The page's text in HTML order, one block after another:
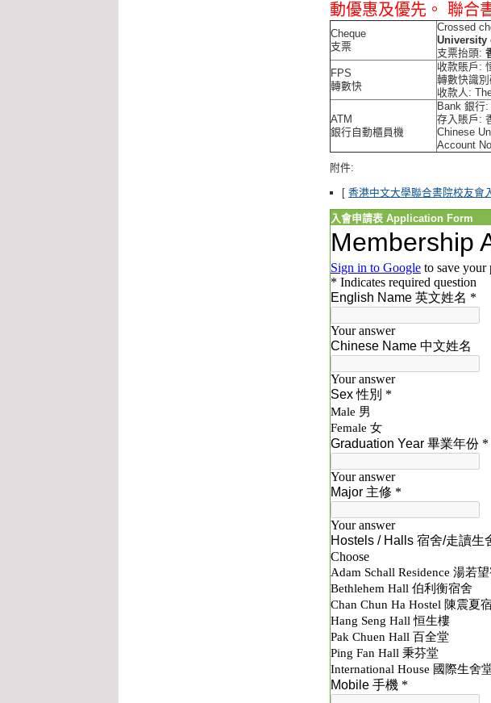
動優惠及優先。聯合
Cheque
支票
Crossed
University
支票抬頭:
FPS
轉數快
收款賬戶:
轉數快識
收款人:
ATM
銀行自動櫃員機
Bank 銀行
存入賬戶:
Chinese
Account
附件:
[香港中文大學聯合書院校友會
入會申請表 Application Form